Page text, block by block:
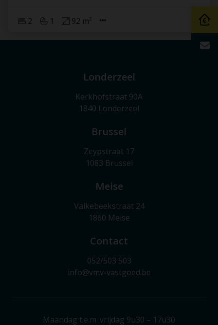
2 1 92 m²
Londerzeel
Kerkhofstraat 90A
1840 Londerzeel
Brussel
Zeypstraat 17
1083 Brussel
Meise
Valkebeekstraat 24
1860 Meise
Contact
052/503 503
info@vmv-vastgoed.be
Maandag t.e.m. vrijdag 9u30 – 17u30